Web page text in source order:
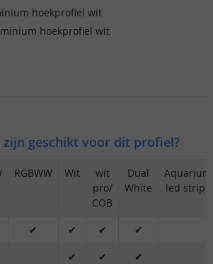
hoekprofiel wit
hoekprofiel wit
geschikt voor dit profiel?
RGBWW Wit
wit
pro/
COB
Dual
White
Aquarium
led strips
✔ ✔ ✔
✔
✔ ✔
✔